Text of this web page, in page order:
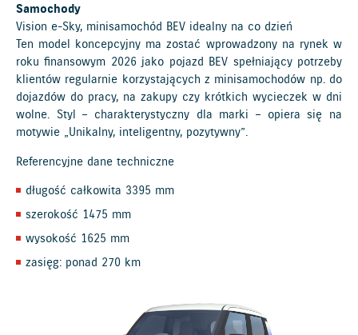
Samochody
Vision e-Sky, minisamochód BEV idealny na co dzień
Ten model koncepcyjny ma zostać wprowadzony na rynek w
roku finansowym 2026 jako pojazd BEV spełniający potrzeby
klientów regularnie korzystających z minisamochodów np. do
dojazdów do pracy, na zakupy czy krótkich wycieczek w dni
wolne. Styl – charakterystyczny dla marki – opiera się na
motywie „Unikalny, inteligentny, pozytywny”.
Referencyjne dane techniczne
długość całkowita 3395 mm
szerokość 1475 mm
wysokość 1625 mm
zasięg: ponad 270 km